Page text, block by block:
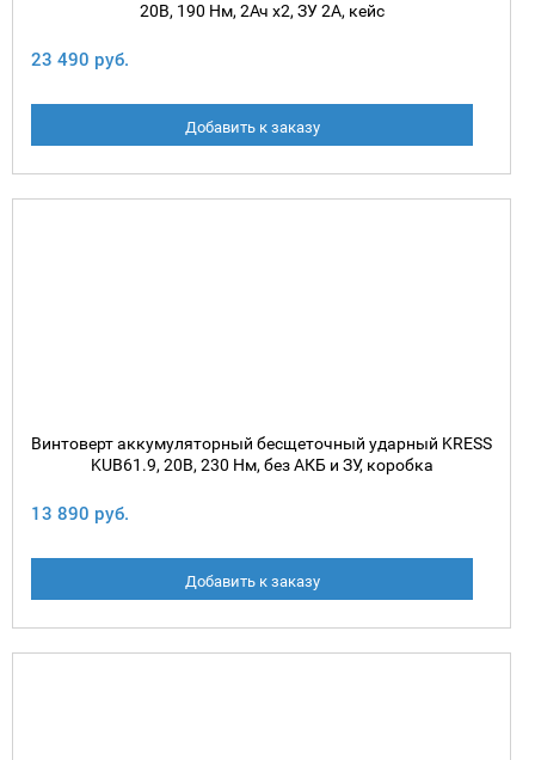
20В, 190 Нм, 2Ач х2, ЗУ 2А, кейс
23 490 руб.
Добавить к заказу
Винтоверт аккумуляторный бесщеточный ударный KRESS
KUB61.9, 20В, 230 Нм, без АКБ и ЗУ, коробка
13 890 руб.
Добавить к заказу